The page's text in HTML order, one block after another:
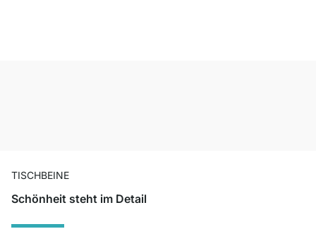
TISCHBEINE
Schönheit steht im Detail